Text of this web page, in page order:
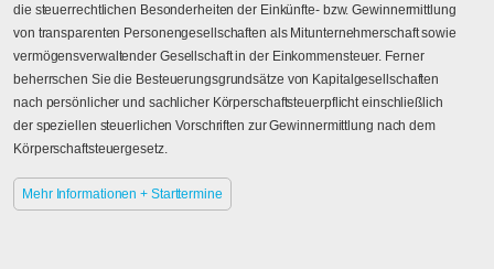
die steuerrechtlichen Besonderheiten der Einkünfte- bzw. Gewinnermittlung
von transparenten Personengesellschaften als Mitunternehmerschaft sowie
vermögensverwaltender Gesellschaft in der Einkommensteuer. Ferner
beherrschen Sie die Besteuerungsgrundsätze von Kapitalgesellschaften
nach persönlicher und sachlicher Körperschaftsteuerpflicht einschließlich
der speziellen steuerlichen Vorschriften zur Gewinnermittlung nach dem
Körperschaftsteuergesetz.
Mehr Informationen + Starttermine